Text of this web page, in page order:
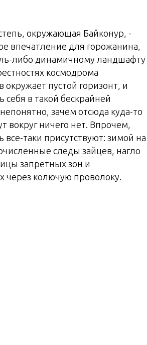
окружающая Байконур, -
впечатление для горожанина,
либо динамичному ландшафту
космодрома
окружает пустой горизонт, и
в такой бескрайней
зачем отсюда куда-то
вокруг ничего нет. Впрочем,
все-таки присутствуют: зимой на
следы зайцев, нагло
запретных зон и
через колючую проволоку.